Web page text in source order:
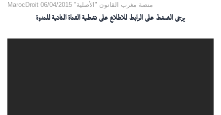
MarocDroit منصة مغرب القانون "الأصلية" 06/04/2015
يرجى الضغط على الرابط للاطلاع على تغطية القناة الثانية للندوة